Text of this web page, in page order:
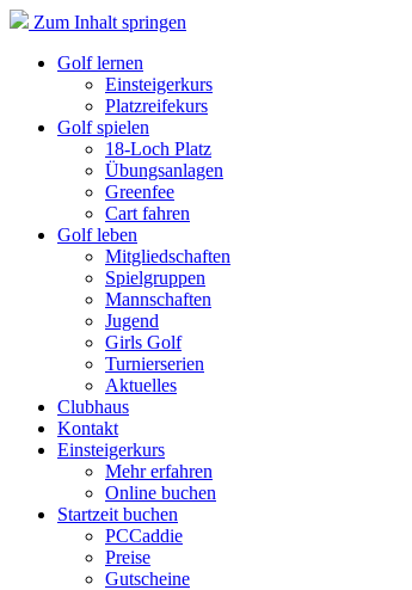
Zum Inhalt springen
Golf lernen
Einsteigerkurs
Platzreifekurs
Golf spielen
18-Loch Platz
Übungsanlagen
Greenfee
Cart fahren
Golf leben
Mitgliedschaften
Spielgruppen
Mannschaften
Jugend
Girls Golf
Turnierserien
Aktuelles
Clubhaus
Kontakt
Einsteigerkurs
Mehr erfahren
Online buchen
Startzeit buchen
PCCaddie
Preise
Gutscheine